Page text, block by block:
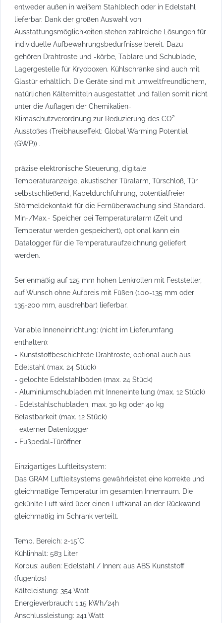
entweder außen in weißem Stahlblech oder in Edelstahl
lieferbar. Dank der großen Auswahl von
Ausstattungsmöglichkeiten stehen zahlreiche Lösungen für
individuelle Aufbewahrungsbedürfnisse bereit. Dazu
gehören Drahtroste und -körbe, Tablare und Schublade,
Lagergestelle für Kryoboxen. Kühlschränke sind auch mit
Glastür erhältlich. Die Geräte sind mit umweltfreundlichem,
natürlichen Kältemitteln ausgestattet und fallen somit nicht
unter die Auflagen der Chemikalien-
Klimaschutzverordnung zur Reduzierung des CO²
Ausstoßes (Treibhauseffekt; Global Warming Potential
(GWP)) .
präzise elektronische Steuerung, digitale
Temperaturanzeige, akustischer Türalarm, Türschloß, Tür
selbstschließend, Kabeldurchführung, potentialfreier
Störmeldekontakt für die Fernüberwachung sind Standard.
Min-/Max.- Speicher bei Temperaturalarm (Zeit und
Temperatur werden gespeichert), optional kann ein
Datalogger für die Temperaturaufzeichnung geliefert
werden.
Serienmäßig auf 125 mm hohen Lenkrollen mit Feststeller,
auf Wunsch ohne Aufpreis mit Füßen (100-135 mm oder
135-200 mm, ausdrehbar) lieferbar.
Variable Inneneinrichtung: (nicht im Lieferumfang
enthalten):
- Kunststoffbeschichtete Drahtroste, optional auch aus
Edelstahl (max. 24 Stück)
- gelochte Edelstahlböden (max. 24 Stück)
- Aluminiumschubladen mit Inneneinteilung (max. 12 Stück)
- Edelstahlschubladen, max. 30 kg oder 40 kg
Belastbarkeit (max. 12 Stück)
- externer Datenlogger
- Fußpedal-Türöffner
Einzigartiges Luftleitsystem:
Das GRAM Luftleitsystems gewährleistet eine korrekte und
gleichmäßige Temperatur im gesamten Innenraum. Die
gekühlte Luft wird über einen Luftkanal an der Rückwand
gleichmäßig im Schrank verteilt.
Temp. Bereich: 2-15°C
Kühlinhalt: 583 Liter
Korpus: außen: Edelstahl / Innen: aus ABS Kunststoff
(fugenlos)
Kälteleistung: 354 Watt
Energieverbrauch: 1,15 kWh/24h
Anschlussleistung: 241 Watt